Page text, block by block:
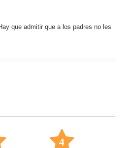
que admitir que a los padres no les
4